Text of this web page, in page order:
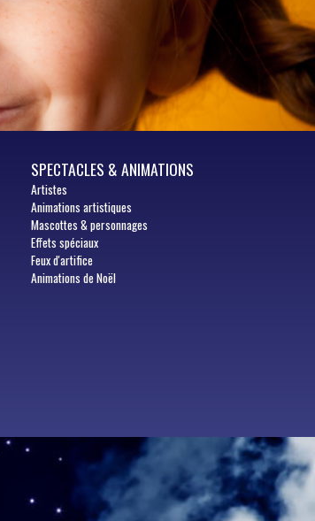
SPECTACLES & ANIMATIONS
Artistes
Animations artistiques
Mascottes & personnages
Effets spéciaux
Feux d'artifice
Animations de Noël